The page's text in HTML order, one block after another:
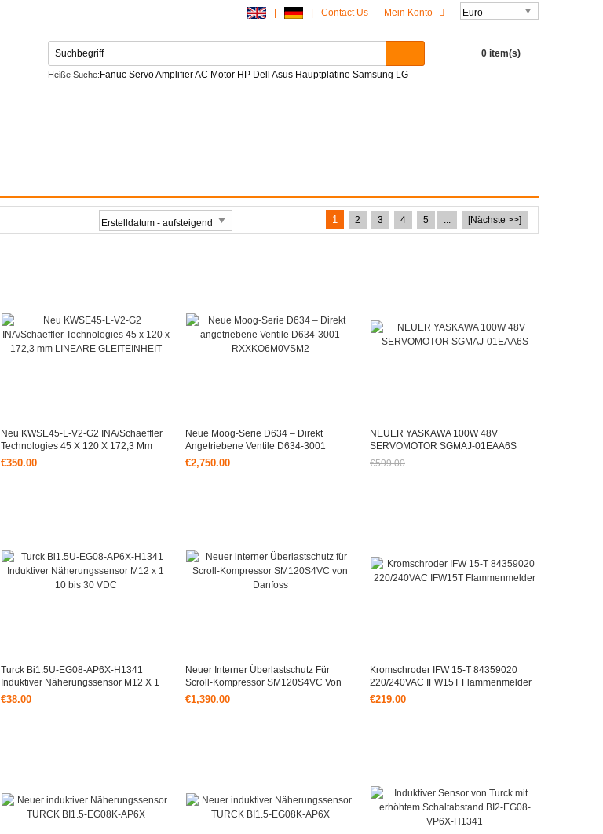
Mein Konto
Contact Us
0 item(s)
Heiße Suche: Fanuc Servo Amplifier AC Motor HP Dell Asus Hauptplatine Samsung LG
1 2 3 4 5 ... [Nächste >>]
Neu KWSE45-L-V2-G2 INA/Schaeffler
Technologies 45 X 120 X 172,3 Mm
LINEARE GLEITEINHEIT
€350.00
Neue Moog-Serie D634 – Direkt
Angetriebene Ventile D634-3001
RXXKO6M0VSM2
€2,750.00
NEUER YASKAWA 100W 48V
SERVOMOTOR SGMAJ-01EAA6S
€599.00
Turck Bi1.5U-EG08-AP6X-H1341
Induktiver Näherungssensor M12 X 1
10 Bis 30 VDC
€38.00
Neuer Interner Überlastschutz Für
Scroll-Kompressor SM120S4VC Von
Danfoss
€1,390.00
Kromschroder IFW 15-T 84359020
220/240VAC IFW15T Flammenmelder
€219.00